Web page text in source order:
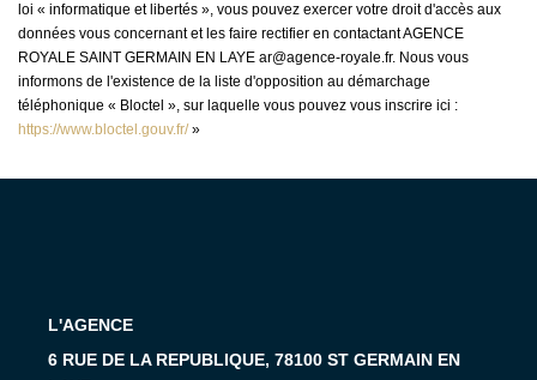
loi « informatique et libertés », vous pouvez exercer votre droit d'accès aux
données vous concernant et les faire rectifier en contactant AGENCE
ROYALE SAINT GERMAIN EN LAYE ar@agence-royale.fr. Nous vous
informons de l'existence de la liste d'opposition au démarchage
téléphonique « Bloctel », sur laquelle vous pouvez vous inscrire ici :
https://www.bloctel.gouv.fr/»
L'AGENCE
6 RUE DE LA REPUBLIQUE, 78100 ST GERMAIN EN